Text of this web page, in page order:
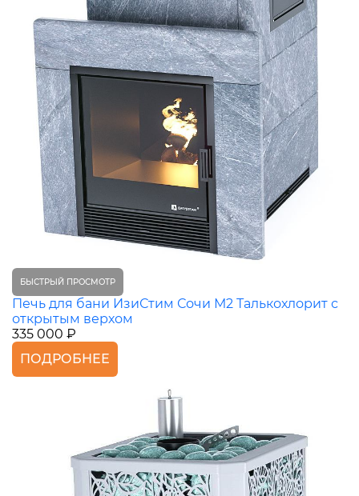
БЫСТРЫЙ ПРОСМОТР
Печь для бани ИзиСтим Сочи М2 Талькохлорит с
открытым верхом
335 000 ₽
ПОДРОБНЕЕ